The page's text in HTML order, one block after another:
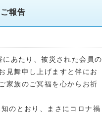
報告
あたり、被災された会員の
見舞申し上げますと伴にお
家族のご冥福を心からお祈
のとおり、まさにコロナ禍